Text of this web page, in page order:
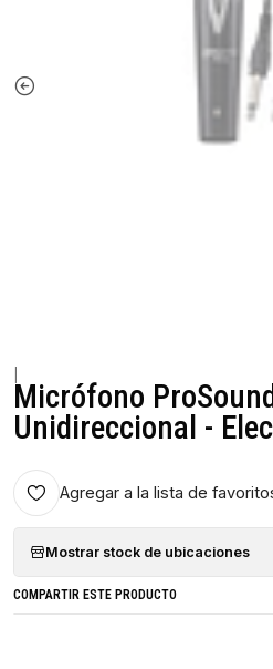
Micrófono
Unidireccional -
Agregar a la lista de
Mostrar stock de ubicaciones
COMPARTIR ESTE PRODUCTO